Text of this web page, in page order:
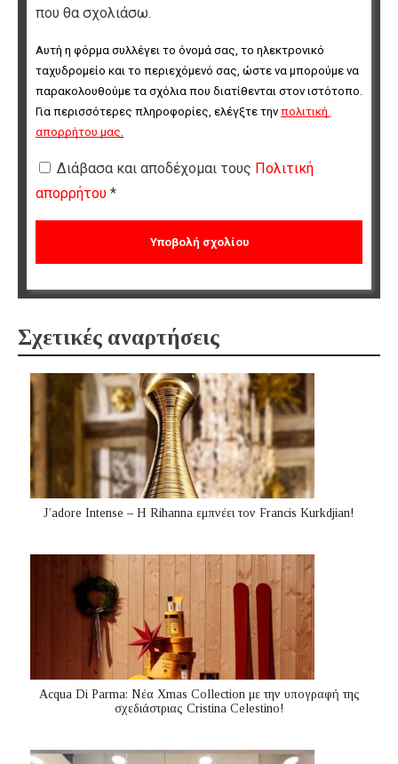
που θα σχολιάσω.
Αυτή η φόρμα συλλέγει το όνομά σας, το ηλεκτρονικό
ταχυδρομείο και το περιεχόμενό σας, ώστε να μπορούμε να
παρακολουθούμε τα σχόλια που διατίθενται στον ιστότοπο.
Για περισσότερες πληροφορίες, ελέγξτε την πολιτική
απορρήτου μας
Διάβασα και αποδέχομαι τους Πολιτική
απορρήτου *
Σχετικές αναρτήσεις
J’adore Intense – Η Rihanna εμπνέει τον Francis Kurkdjian!
Acqua Di Parma: Νέα Xmas Collection με την υπογραφή της
σχεδιάστριας Cristina Celestino!